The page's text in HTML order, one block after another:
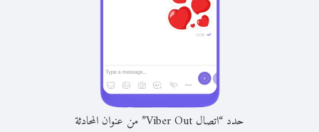
حدد “اتصال Viber Out” من عنوان المحادثة